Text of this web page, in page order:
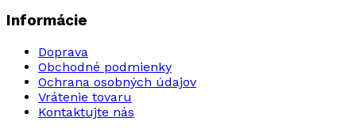
Informácie
Doprava
Obchodné podmienky
Ochrana osobných údajov
Vrátenie tovaru
Kontaktujte nás